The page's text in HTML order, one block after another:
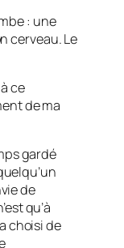
: une
cerveau. Le
ce
de ma
gardé
de
qu’à
choisi de